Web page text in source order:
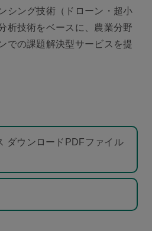
シング技術（ドローン・超小
析技術をベースに、農業分野
での課題解決型サービスを提
ダウンロードPDFファイル